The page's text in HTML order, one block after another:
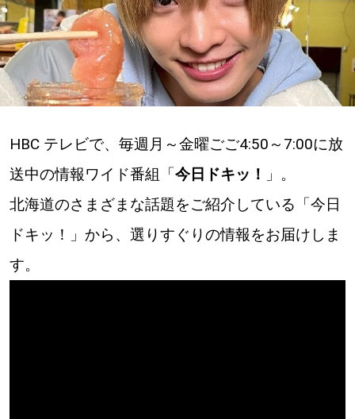
LOCAL ローカルエリア
all
道北
道南
HBC テレビで、毎週月～金曜ごご4:50～7:00に放
送中の情報ワイド番組「今日ドキッ！
」。
北海道のさまざまな話題をご紹介している「今日
ドキッ！」から、選りすぐりの情報をお届けしま
す。